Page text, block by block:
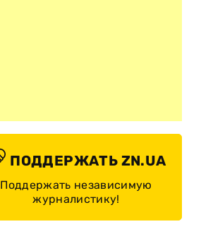
ПОДДЕРЖАТЬ ZN.UA
Поддержать независимую
журналистику!